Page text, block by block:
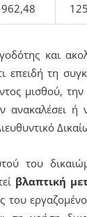
962,48
και
επειδή τη
μισθού, την
ανακαλέσει ή
του
βλαπτική
του